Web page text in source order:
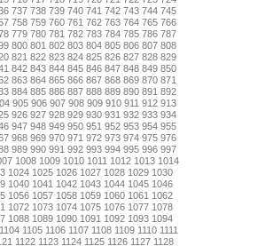
737 738 739 740 741 742 743 744 745
758 759 760 761 762 763 764 765 766
779 780 781 782 783 784 785 786 787
800 801 802 803 804 805 806 807 808
821 822 823 824 825 826 827 828 829
842 843 844 845 846 847 848 849 850
863 864 865 866 867 868 869 870 871
884 885 886 887 888 889 890 891 892
905 906 907 908 909 910 911 912 913
926 927 928 929 930 931 932 933 934
947 948 949 950 951 952 953 954 955
968 969 970 971 972 973 974 975 976
989 990 991 992 993 994 995 996 997
1008 1009 1010 1011 1012 1013 1014
1024 1025 1026 1027 1028 1029 1030
1040 1041 1042 1043 1044 1045 1046
1056 1057 1058 1059 1060 1061 1062
1072 1073 1074 1075 1076 1077 1078
1088 1089 1090 1091 1092 1093 1094
1104 1105 1106 1107 1108 1109 1110 1111
1122 1123 1124 1125 1126 1127 1128